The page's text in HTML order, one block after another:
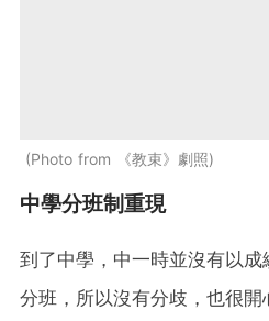
Photo from 《教束》劇照
中學分班制重現
到了中學，中一時並沒有以
分班，所以沒有分歧，也很